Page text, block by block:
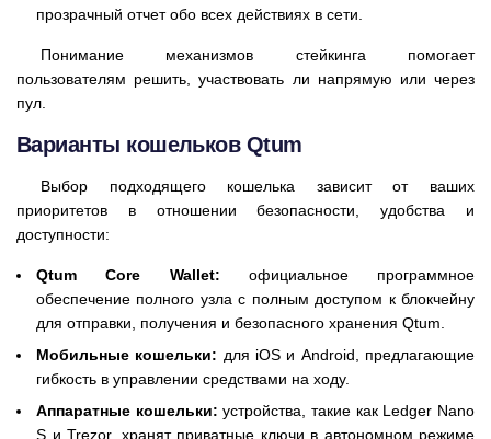
прозрачный отчет обо всех действиях в сети.
Понимание механизмов стейкинга помогает
пользователям решить, участвовать ли напрямую или через
пул.
Варианты кошельков Qtum
Выбор подходящего кошелька зависит от ваших
приоритетов в отношении безопасности, удобства и
доступности:
Qtum Core Wallet: официальное программное
обеспечение полного узла с полным доступом к блокчейну
для отправки, получения и безопасного хранения Qtum.
Мобильные кошельки: для iOS и Android, предлагающие
гибкость в управлении средствами на ходу.
Аппаратные кошельки: устройства, такие как Ledger Nano
S и Trezor, хранят приватные ключи в автономном режиме